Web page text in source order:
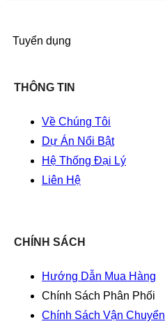
Tuyển dụng
THÔNG TIN
Về Chúng Tôi
Dự Án Nổi Bật
Hệ Thống Đại Lý
Liên Hệ
CHÍNH SÁCH
Hướng Dẫn Mua Hàng
Chính Sách Phân Phối
Chính Sách Vận Chuyển